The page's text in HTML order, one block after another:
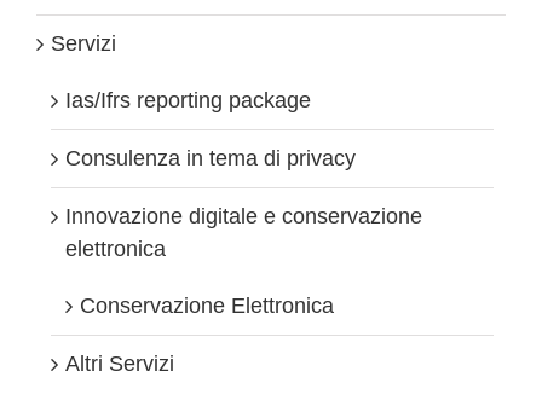
Servizi
Ias/Ifrs reporting package
Consulenza in tema di privacy
Innovazione digitale e conservazione
elettronica
Conservazione Elettronica
Altri Servizi